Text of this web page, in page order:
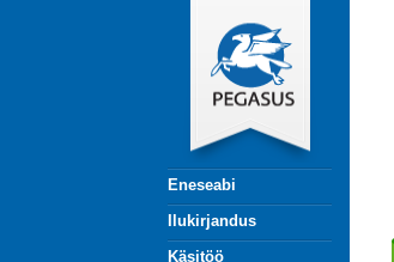
Eneseabi
Ilukirjandus
Käsitöö